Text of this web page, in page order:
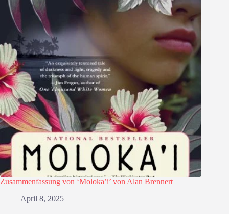
Zusammenfassung von ‘Moloka’i’ von Alan Brennert
April 8, 2025